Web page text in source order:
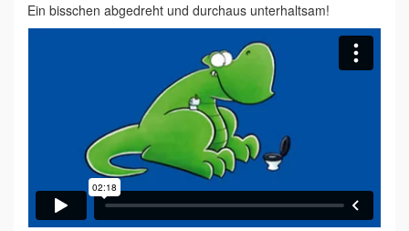
Ein bisschen abgedreht und durchaus unterhaltsam!